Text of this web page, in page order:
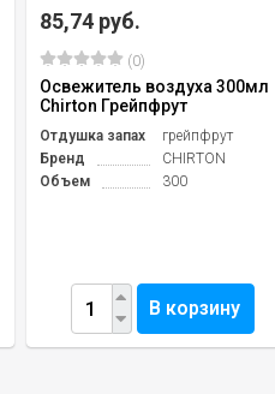
85,74 руб.
(0)
Освежитель воздуха 300мл
Chirton Грейпфрут
Отдушка запах
грейпфрут
Бренд
СHIRTON
Объем
300
В корзину